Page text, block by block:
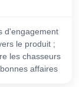
d'engagement
le produit ;
les chasseurs
affaires